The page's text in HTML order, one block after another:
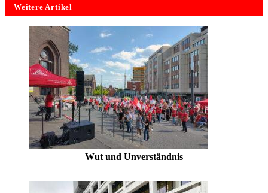
Weitere Artikel
Wut und Unverständnis